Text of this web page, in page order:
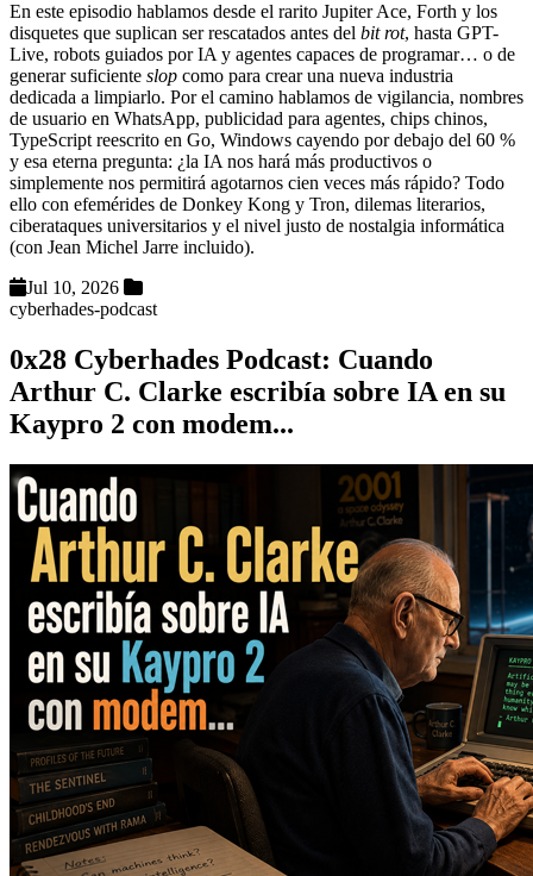
En este episodio hablamos desde el rarito Jupiter Ace, Forth y los
disquetes que suplican ser rescatados antes del bit rot, hasta GPT-
Live, robots guiados por IA y agentes capaces de programar… o de
generar suficiente slop como para crear una nueva industria
dedicada a limpiarlo. Por el camino hablamos de vigilancia, nombres
de usuario en WhatsApp, publicidad para agentes, chips chinos,
TypeScript reescrito en Go, Windows cayendo por debajo del 60 %
y esa eterna pregunta: ¿la IA nos hará más productivos o
simplemente nos permitirá agotarnos cien veces más rápido? Todo
ello con efemérides de Donkey Kong y Tron, dilemas literarios,
ciberataques universitarios y el nivel justo de nostalgia informática
(con Jean Michel Jarre incluido).
Jul 10, 2026
cyberhades-podcast
0x28 Cyberhades Podcast: Cuando
Arthur C. Clarke escribía sobre IA en su
Kaypro 2 con modem...